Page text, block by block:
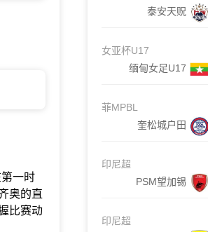
一时
奥的直
比赛动
泰安天贶
女亚杯U17
缅甸女足U17
菲MPBL
奎松城户田
印尼超
PSM望加锡
印尼超